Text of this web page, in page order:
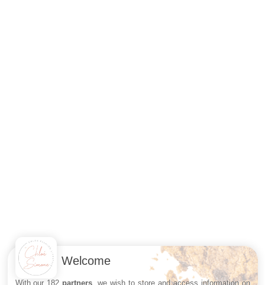
Welcome
With our 182 partners , we wish to store and access information on